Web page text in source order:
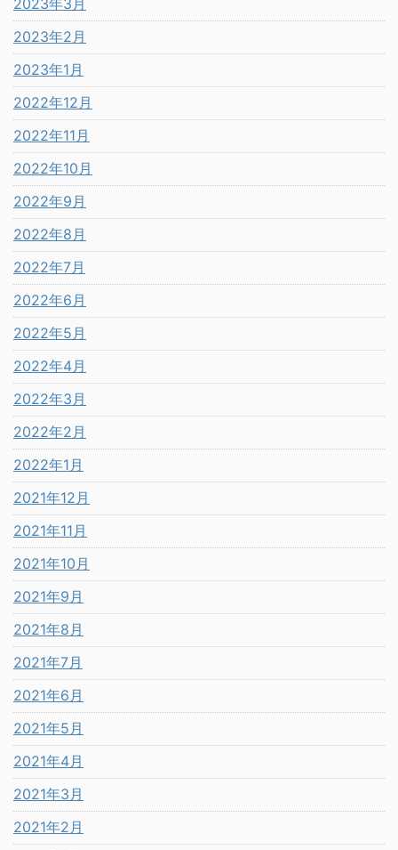
2023年3月
2023年2月
2023年1月
2022年12月
2022年11月
2022年10月
2022年9月
2022年8月
2022年7月
2022年6月
2022年5月
2022年4月
2022年3月
2022年2月
2022年1月
2021年12月
2021年11月
2021年10月
2021年9月
2021年8月
2021年7月
2021年6月
2021年5月
2021年4月
2021年3月
2021年2月